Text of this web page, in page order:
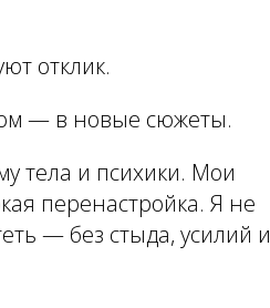
отклик.
— в новые сюжеты.
тела и психики. Мои
перенастройка. Я не
— без стыда, усилий и